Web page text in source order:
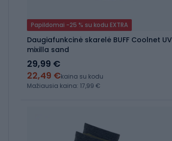
Papildomai -25 % su kodu EXTRA
Daugiafunkcinė skarelė BUFF Coolnet UV
mixilla sand
29,99 €
22,49 €kaina su kodu
Mažiausia kaina: 17,99 €